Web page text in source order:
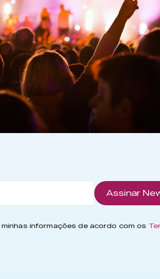
Assinar
informações de acordo com os